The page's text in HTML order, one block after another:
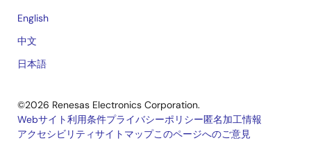
English
中文
日本語
©2026 Renesas Electronics Corporation.
Legal
Webサイト利用条件プライバシーポリシー匿名加工情報
アクセシビリティサイトマップこのページへのご意見